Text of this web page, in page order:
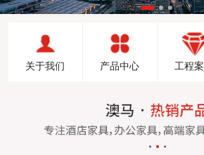
关于我们 产品中心 工程